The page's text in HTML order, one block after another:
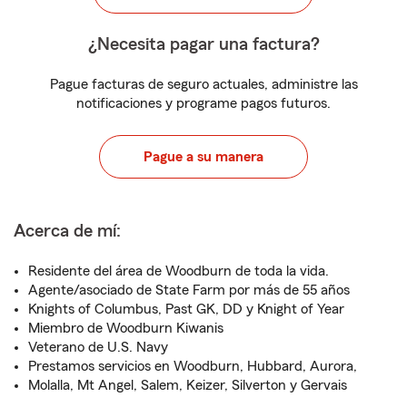
¿Necesita pagar una factura?
Pague facturas de seguro actuales, administre las
notificaciones y programe pagos futuros.
Pague a su manera
Acerca de mí:
Residente del área de Woodburn de toda la vida.
Agente/asociado de State Farm por más de 55 años
Knights of Columbus, Past GK, DD y Knight of Year
Miembro de Woodburn Kiwanis
Veterano de U.S. Navy
Prestamos servicios en Woodburn, Hubbard, Aurora,
Molalla, Mt Angel, Salem, Keizer, Silverton y Gervais